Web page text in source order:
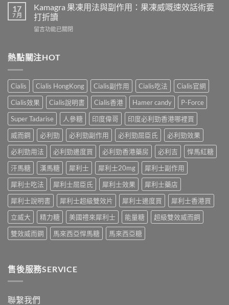
不
孕
嗎？
實
證
你
真
相，
備
孕
男
必
讀〉
利
士
怎
位
真
實
體
驗
＋
醫
真
相
大
開〉
中
威
壯
（伐
地
效
法
與
印
度
Levifil-
20〉
17
7 月
Kamagra 果凍用法與副作用：果凍威嘅速效話術要
打折讀
在
凍
用
與
副
作
用：
果
凍
嘅
速
效
術
要
打
折
讀〉
留言功能已關閉
熱點關注HOT
Cialis Cialis HongKong Cialis副作用 Cialis吃法
Cialis官網
Cialis效果
Cialis說明書 Cialis香港 Hamer candy
P-Force
Super Tadarise
人參糖 印度偉哥
印度必利勁香港哪裡買
威而鋼
必利勁 必利勁副作用 必利勁屈臣氏
必利勁效果
必利勁用法
必利勁邊度買 必利勁香港藥房 必利吉
悍馬紅糖
汗馬糖
漢馬糖 犀利士 犀利士20mg
犀利士副作用
犀利士吃法
犀利士屈臣氏 犀利士效果
犀利士藥店
犀利士說明書
犀利士超級雙效片 犀利士邊度買
犀利士香港買
立威大
精力糖 美國禮來犀利士 能量糖
超級雙效威而鋼
雙效威而鋼
馬來西亞悍馬糖 馬來西亞糖
售後服務SERVICE
聯繫我們